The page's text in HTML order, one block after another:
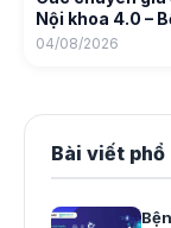
Nội khoa 4.0 –
04/08/2026
Bài viết phổ